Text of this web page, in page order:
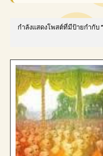
กำลังแสดงโพสต์ที่มีป้ายกำกับ